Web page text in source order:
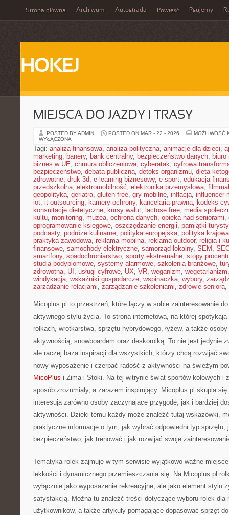
Strona główna Archiwum Autostrada Powieść Psujemy
HOKEJ
MIEJSCA DO JAZDY I TRASY
POSTED BY ADMIN POSTED ON MAR - 22 - 2026
MOŻLIWOŚĆ
WYŁĄCZONA
Tagi: analiza finansowa, analiza polityczna, animacje dla dzieci,
marketing, banery, bank centralny, bezpieczeństwo danych, biuro
biznes w UE, chmura obliczeniowa, cyberatak, cyfrowa
bezpieczeństwo, debata publiczna, detoks organizmu, dieta
zdrowotne, druk 3d, e-learning biznesowy, e-sport, edukacja
przedszkolna, elektromobilność, elektronika przemysłowa,
geopolityka, geriatra, gluten free, gry mobilne, inflacja, influencer
iot, it outsourcing, kamery ochrony, kancelaria prawna, kodeks
konsultacje dietetyczne, kursy walut, lactose free, media
kultu, monitoring, muzea, ochrona danych, opieka nad seniorami,
oprogramowanie księgowe, oszczędzanie energii, pamiątki
podcasty, podróże kulinarne, polityka europejska, polityka krajowa
praktyka zawodowa, reklama mobilna, reklama outdoor, religia i
finansowe, samochody elektryczne, samorząd lokalny, SEM ,
smartfony, spadochroniarstwo, sporty ekstremalne, stopy
studia podyplomowe, systemy alarmowe, szkolenia branżowe,
zdrowotna, UI , usługi cyfrowe, UX, VR, weganizm, wegetarianizm
windykacja, wskaźniki gospodarcze, wspinaczka, wybory,
zarządzanie relacjami, zarządzanie szkoleniami, zdrowie seniora,
Micoplus.pl to przestrzeń, które łączy w sobie zainteresowanie
aktywnego stylu życia. To strona internetowa, na której spotykają
rolkach, wrotkarstwa, sprzętu hybrydowego, łyżew, a także
aktywnością, snowboardem oraz deskorolką. To nie jest jedynie
ale raczej baza inspiracji dla wszystkich, którzy chcą rozwijać
nowy wyposażenie i czerpać radość z aktywności na świeżym
MicoPlus i Zima i Stoki. Na tej witrynie świat sportów kołowych i
sposób zrozumiały, a zarazem inspirujący. Micoplus.pl skupia
interesują zarówno osoby zaczynające przygodę, jak i bardziej
aktywności. Dzięki temu każdy może znaleźć tutaj wskazówki,
praktyczne informacje o tym, jak wybrać odpowiedni typ sprzętu,
bezpieczeństwo, jak trenować i jak rozwijać swoje
Tematyka rolek zajmuje w tym serwisie wyjątkowo ważne
lekkości i dynamicznego przemieszczania się. Na Micoplus.pl
wyłącznie jako wyposażenie rekreacyjne, ale jako element stylu
satysfakcją. Można tu znaleźć treści dotyczące wyboru rolek dla
użytkowników, a także artykuły pomagające dopasować sprzęt